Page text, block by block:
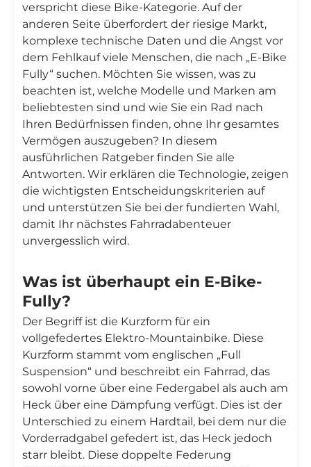
verspricht diese Bike-Kategorie. Auf der
anderen Seite überfordert der riesige Markt,
komplexe technische Daten und die Angst vor
dem Fehlkauf viele Menschen, die nach „E-Bike
Fully“ suchen. Möchten Sie wissen, was zu
beachten ist, welche Modelle und Marken am
beliebtesten sind und wie Sie ein Rad nach
Ihren Bedürfnissen finden, ohne Ihr gesamtes
Vermögen auszugeben? In diesem
ausführlichen Ratgeber finden Sie alle
Antworten. Wir erklären die Technologie, zeigen
die wichtigsten Entscheidungskriterien auf
und unterstützen Sie bei der fundierten Wahl,
damit Ihr nächstes Fahrradabenteuer
unvergesslich wird.
Was ist überhaupt ein E-Bike-
Fully?
Der Begriff ist die Kurzform für ein
vollgefedertes Elektro-Mountainbike. Diese
Kurzform stammt vom englischen „Full
Suspension“ und beschreibt ein Fahrrad, das
sowohl vorne über eine Federgabel als auch am
Heck über eine Dämpfung verfügt. Dies ist der
Unterschied zu einem Hardtail, bei dem nur die
Vorderradgabel gefedert ist, das Heck jedoch
starr bleibt. Diese doppelte Federung